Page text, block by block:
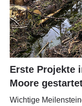
Erste Projekte
Moore
Wichtige